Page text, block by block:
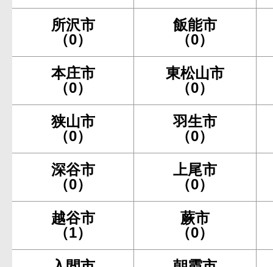
所沢市
（0）
飯能市
（0）
本庄市
（0）
東松山市
（0）
狭山市
（0）
羽生市
（0）
深谷市
（0）
上尾市
（0）
越谷市
（1）
蕨市
（0）